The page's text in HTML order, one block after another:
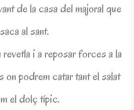
de la casa del majoral que
saca al sant.
i a reposar forces a la
on podrem catar tant el salat
el dolç típic.